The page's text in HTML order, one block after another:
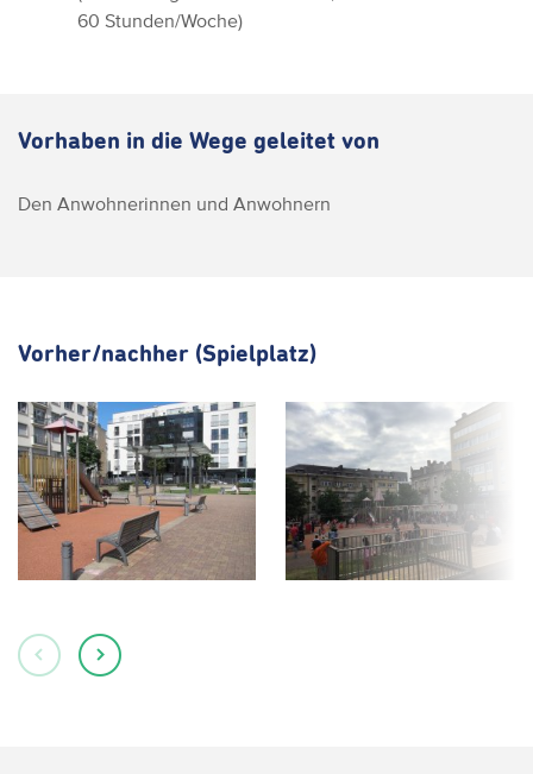
60 Stunden/Woche)
Vorhaben in die Wege geleitet von
Den Anwohnerinnen und Anwohnern
Vorher/nachher (Spielplatz)